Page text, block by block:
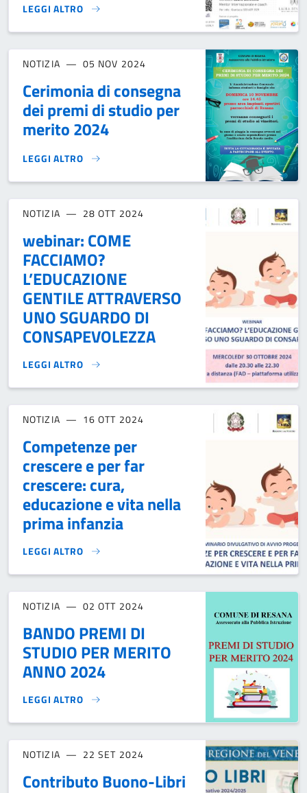
LEGGI ALTRO
DESTINAZIONE EUROPA - EVENTO FORMATIVO PER GIOVANI}
NOTIZIA 05 NOV 2024
Cerimonia di consegna
dei premi di studio per
merito 2024
LEGGI ALTRO
CERIMONIA DI CONSEGNA DEI PREMI DI STUDIO PER
NOTIZIA 28 OTT 2024
webinar: COME
FACCIAMO?
L’EDUCAZIONE
GENTILE ATTRAVERSO
UNO SGUARDO DI
CONSAPEVOLEZZA
LEGGI ALTRO
WEBINAR: COME FACCIAMO? L’EDUCAZIONE GENTILE
NOTIZIA 16 OTT 2024
Competenze per
crescere e per far
crescere: cura,
educazione e vita nella
prima infanzia
LEGGI ALTRO
COMPETENZE PER CRESCERE E PER FAR CRESCERE:
NOTIZIA 02 OTT 2024
BANDO PREMI DI
STUDIO PER MERITO
ANNO 2024
LEGGI ALTRO
BANDO PREMI DI STUDIO PER MERITO ANNO 2024}
NOTIZIA 22 SET 2024
Contributo Buono-Libri